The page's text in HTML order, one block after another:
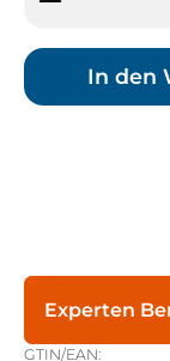
In den
Experten
GTIN/EAN: